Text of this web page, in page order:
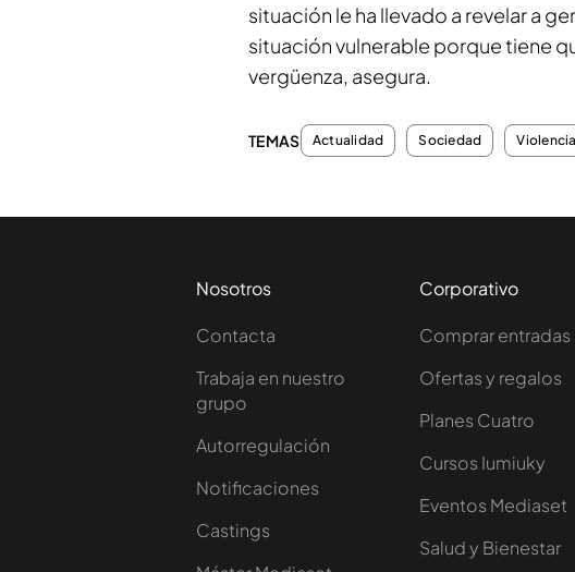
situación le ha llevado a revelar a
situación vulnerable porque tiene
vergüenza, asegura.
TEMAS Actualidad Sociedad
Nosotros
Contacta
Trabaja en nuestro
grupo
Autorregulación
Notificaciones
Castings
Corporativo
Comprar entradas
Ofertas y regalos
Planes Cuatro
Cursos Iumiuky
Eventos Mediaset
Salud y Bienestar